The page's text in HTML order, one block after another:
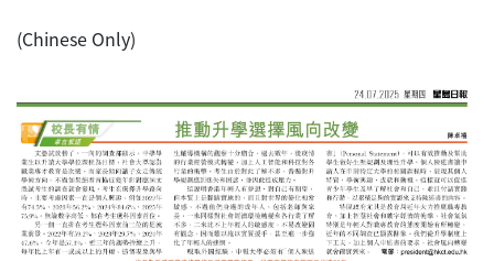
(Chinese Only)